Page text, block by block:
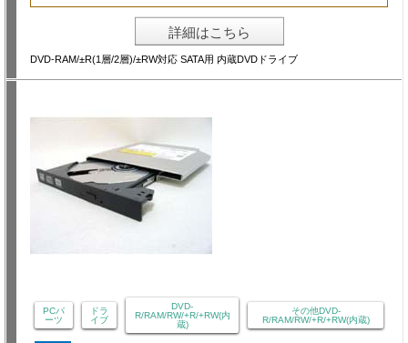
詳細はこちら
DVD-RAM/±R(1層/2層)/±RW対応 SATA用 内蔵DVDドライブ
PCパ
ーツ
ドラ
イブ
DVD-
R/RAM/RW/+R/+RW(内
蔵)
その他DVD-
R/RAM/RW/+R/+RW(内蔵)